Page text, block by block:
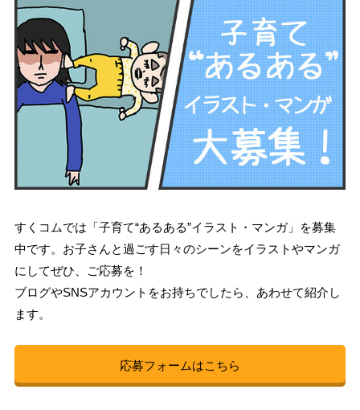
すくコムでは「子育て“あるある”イラスト・マンガ」を募集
中です。お子さんと過ごす日々のシーンをイラストやマンガ
にしてぜひ、ご応募を！
ブログやSNSアカウントをお持ちでしたら、あわせて紹介し
ます。
応募フォームはこちら